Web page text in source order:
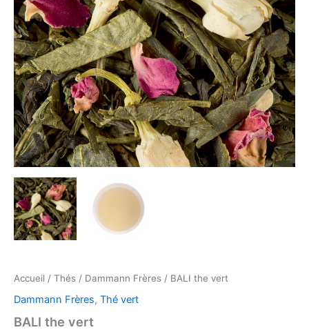
Accueil / Thés / Dammann Frères / BALI the vert
Dammann Frères, Thé vert
BALI the vert